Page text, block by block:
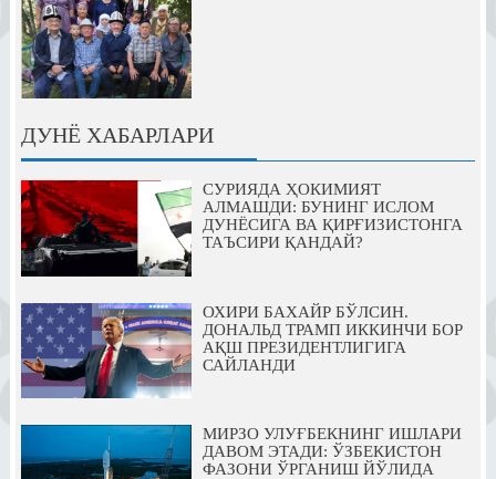
ДУНЁ ХАБАРЛАРИ
СУРИЯДА ҲОКИМИЯТ
АЛМАШДИ: БУНИНГ ИСЛОМ
ДУНЁСИГА ВА ҚИРҒИЗИСТОНГА
ТАЪСИРИ ҚАНДАЙ?
ОХИРИ БАХАЙР БЎЛСИН.
ДОНАЛЬД ТРАМП ИККИНЧИ БОР
АҚШ ПРЕЗИДЕНТЛИГИГА
САЙЛАНДИ
МИРЗО УЛУҒБЕКНИНГ ИШЛАРИ
ДАВОМ ЭТАДИ: ЎЗБЕКИСТОН
ФАЗОНИ ЎРГАНИШ ЙЎЛИДА